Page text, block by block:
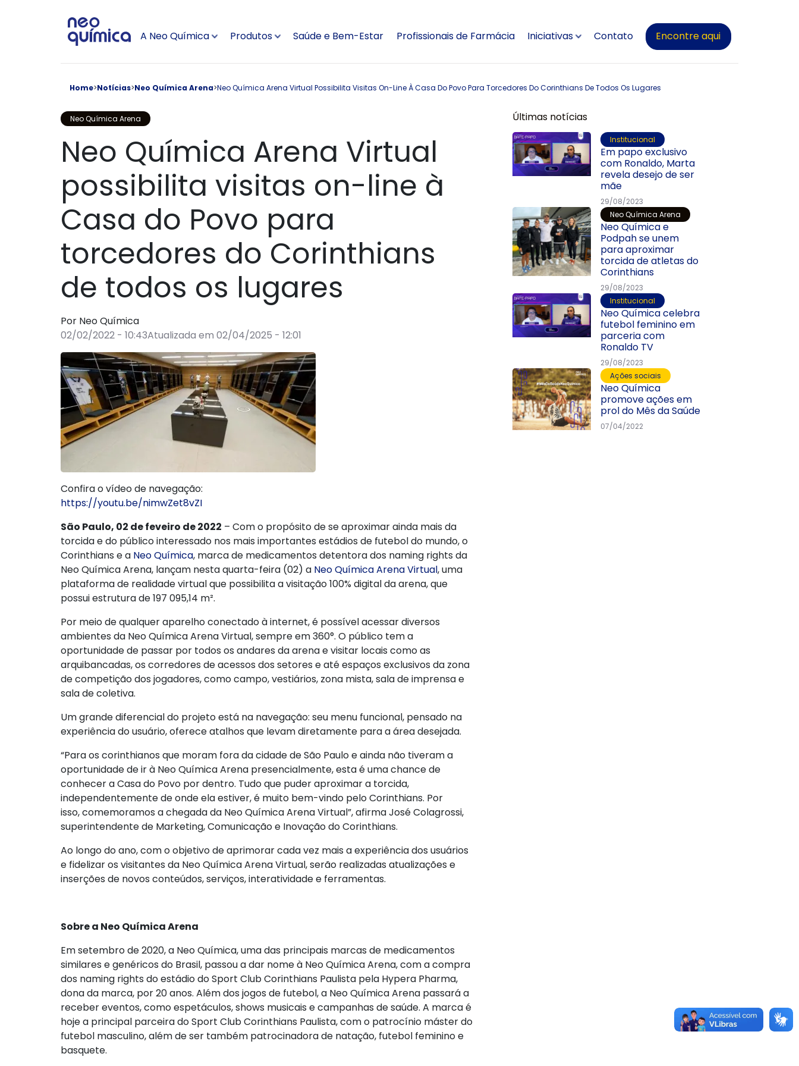
A Neo Química Produtos Saúde e Bem-Estar Profissionais de Farmácia Iniciativas Contato Encontre aqui
Home>Notícias>Neo Química Arena>Neo Química Arena Virtual Possibilita Visitas On-Line À Casa Do Povo Para Torcedores Do Corinthians De Todos Os Lugares
Neo Química Arena
Neo Química Arena Virtual
possibilita visitas on-line à
Casa do Povo para
torcedores do Corinthians
de todos os lugares
Por Neo Química
02/02/2022 - 10:43Atualizada em 02/04/2025 - 12:01
Confira o vídeo de navegação:
https://youtu.be/nimwZet8vZI
São Paulo, 02 de feveiro de 2022 – Com o propósito de se aproximar ainda mais da
torcida e do público interessado nos mais importantes estádios de futebol do mundo, o
Corinthians e a Neo Química, marca de medicamentos detentora dos naming rights da
Neo Química Arena, lançam nesta quarta-feira (02) a Neo Química Arena Virtual, uma
plataforma de realidade virtual que possibilita a visitação 100% digital da arena, que
possui estrutura de 197 095,14 m².
Por meio de qualquer aparelho conectado à internet, é possível acessar diversos
ambientes da Neo Química Arena Virtual, sempre em 360°. O público tem a
oportunidade de passar por todos os andares da arena e visitar locais como as
arquibancadas, os corredores de acessos dos setores e até espaços exclusivos da zona
de competição dos jogadores, como campo, vestiários, zona mista, sala de imprensa e
sala de coletiva.
Um grande diferencial do projeto está na navegação: seu menu funcional, pensado na
experiência do usuário, oferece atalhos que levam diretamente para a área desejada.
“Para os corinthianos que moram fora da cidade de São Paulo e ainda não tiveram a
oportunidade de ir à Neo Química Arena presencialmente, esta é uma chance de
conhecer a Casa do Povo por dentro. Tudo que puder aproximar a torcida,
independentemente de onde ela estiver, é muito bem-vindo pelo Corinthians. Por
isso, comemoramos a chegada da Neo Química Arena Virtual”, afirma José Colagrossi,
superintendente de Marketing, Comunicação e Inovação do Corinthians.
Ao longo do ano, com o objetivo de aprimorar cada vez mais a experiência dos usuários
e fidelizar os visitantes da Neo Química Arena Virtual, serão realizadas atualizações e
inserções de novos conteúdos, serviços, interatividade e ferramentas.
Sobre a Neo Química Arena
Em setembro de 2020, a Neo Química, uma das principais marcas de medicamentos
similares e genéricos do Brasil, passou a dar nome à Neo Química Arena, com a compra
dos naming rights do estádio do Sport Club Corinthians Paulista pela Hypera Pharma,
dona da marca, por 20 anos. Além dos jogos de futebol, a Neo Química Arena passará a
receber eventos, como espetáculos, shows musicais e campanhas de saúde. A marca é
hoje a principal parceira do Sport Club Corinthians Paulista, com o patrocínio máster do
futebol masculino, além de ser também patrocinadora de natação, futebol feminino e
basquete.
Últimas notícias
Institucional
Em papo exclusivo
com Ronaldo, Marta
revela desejo de ser
mãe
29/08/2023
Neo Química Arena
Neo Química e
Podpah se unem
para aproximar
torcida de atletas do
Corinthians
29/08/2023
Institucional
Neo Química celebra
futebol feminino em
parceria com
Ronaldo TV
29/08/2023
Ações sociais
Neo Química
promove ações em
prol do Mês da Saúde
07/04/2022